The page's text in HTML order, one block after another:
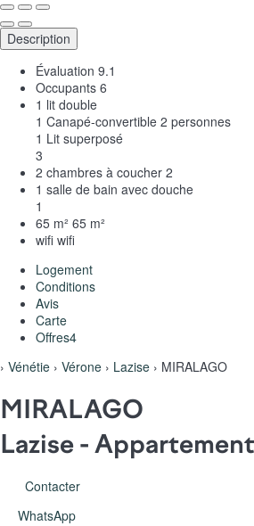
Description
Évaluation 9.1
Occupants 6
1 lit double
1 Canapé-convertible 2 personnes
1 Lit superposé
3
2 chambres à coucher 2
1 salle de bain avec douche
1
65 m² 65 m²
wifi wifi
Logement
Conditions
Avis
Carte
Offres4
› Vénétie › Vérone › Lazise › MIRALAGO
MIRALAGO
Lazise - Appartement
Contacter
WhatsApp